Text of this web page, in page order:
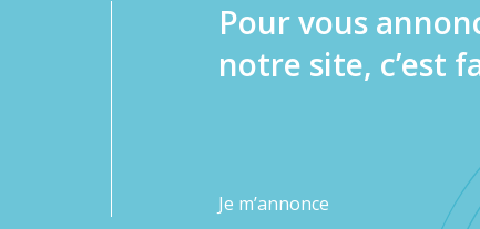
Pour vous
notre site, c’est
Je m’annonce